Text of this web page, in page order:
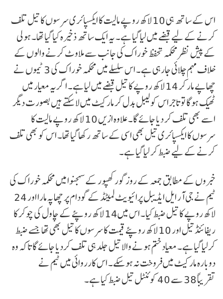
اس کے ساتھ ہی 10 لاکھ روپے مالیت کا ایکسپائری سرسوں کا تیل تلف
کرنے کے لیے قبضے میں لیا گیا ہے۔ یہ ایک ساتھ ذخیرہ کیا گیا تھا۔ ہولی
کے پیش نظر محکمہ تحفظ خوراک کی جانب سے ملاوٹ کرنے والوں کے
خلاف مہم چلائی جارہی ہے۔ اس سلسلے میں محکمہ خوراک کی 3 ٹیموں نے
چھاپے مار کر 14 لاکھ روپے کا تیل قبضے میں لیا ہے۔ اگر یہ معیار میں
ٹھیک ہوگا تو تاجراس کو لیبل بدل کر مارکیٹ میں لا سکتے ہیں بصورت دیگر
اسے بھی تلف کر دیا جائے گا۔ علاوہ ازیں 10 لاکھ روپے مالیت کا
سرسوں کا ایکسپائری تیل بھی اسی کے ساتھ رکھا گیا تھا۔ اس کو بھی تلف
کرنے کے لیے ضبط کر لیا گیا ہے۔
خبروں کے مطابق جمعہ کے روز گورکھپور کے سہجنوا میں محکمہ خوراک کی
ٹیم نے جی آر ایل ایڈیبل پرائیویٹ لمیٹڈ کے گودام پر چھاپہ مارا اور 24
لاکھ روپے کا تیل ضبط کیا۔ اس میں14 لاکھ روپئے کے چاول کی چوکر کا
ریفائنڈ تیل اور 10 لاکھ روپئے قیمت کا سرسوں کا تیل بھی تھا جسے ضبط
کرلیا گیا ہے۔ معیاد ختم ہونے والا تیل جلد ہی تلف کردیا جائے گا تاکہ وہ
دوبارہ مارکیٹ میں فروخت نہ ہوسکے۔ اس کارروائی میں ٹیم نے
تقریباً 38 سے 40 کوئنٹل تیل ضبط کیا ہے۔